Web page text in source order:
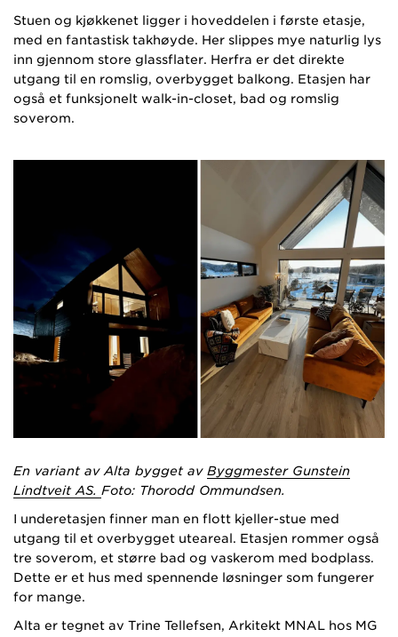
Stuen og kjøkkenet ligger i hoveddelen i første etasje,
med en fantastisk takhøyde. Her slippes mye naturlig lys
inn gjennom store glassflater. Herfra er det direkte
utgang til en romslig, overbygget balkong. Etasjen har
også et funksjonelt walk-in-closet, bad og romslig
soverom.
En variant av Alta bygget av Byggmester Gunstein
Lindtveit AS. Foto: Thorodd Ommundsen.
I underetasjen finner man en flott kjeller-stue med
utgang til et overbygget uteareal. Etasjen rommer også
tre soverom, et større bad og vaskerom med bodplass.
Dette er et hus med spennende løsninger som fungerer
for mange.
Alta er tegnet av Trine Tellefsen, Arkitekt MNAL hos MG